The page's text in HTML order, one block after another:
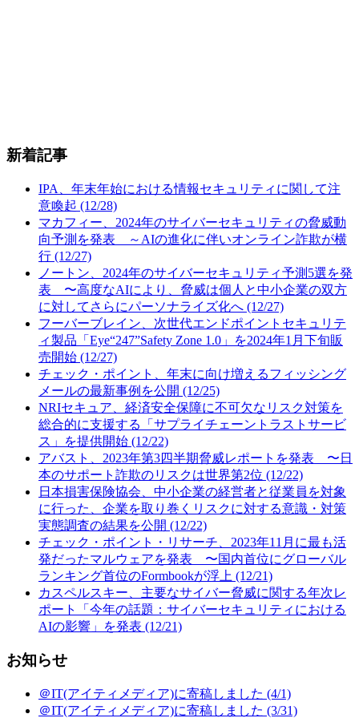
新着記事
IPA、年末年始における情報セキュリティに関して注
意喚起 (12/28)
マカフィー、2024年のサイバーセキュリティの脅威動
向予測を発表 ～AIの進化に伴いオンライン詐欺が横
行 (12/27)
ノートン、2024年のサイバーセキュリティ予測5選を発
表 〜高度なAIにより、脅威は個人と中小企業の双方
に対してさらにパーソナライズ化へ (12/27)
フーバーブレイン、次世代エンドポイントセキュリテ
ィ製品「Eye“247”Safety Zone 1.0」を2024年1月下旬販
売開始 (12/27)
チェック・ポイント、年末に向け増えるフィッシング
メールの最新事例を公開 (12/25)
NRIセキュア、経済安全保障に不可欠なリスク対策を
総合的に支援する「サプライチェーントラストサービ
ス」を提供開始 (12/22)
アバスト、2023年第3四半期脅威レポートを発表 〜日
本のサポート詐欺のリスクは世界第2位 (12/22)
日本損害保険協会、中小企業の経営者と従業員を対象
に行った、企業を取り巻くリスクに対する意識・対策
実態調査の結果を公開 (12/22)
チェック・ポイント・リサーチ、2023年11月に最も活
発だったマルウェアを発表 〜国内首位にグローバル
ランキング首位のFormbookが浮上 (12/21)
カスペルスキー、主要なサイバー脅威に関する年次レ
ポート「今年の話題：サイバーセキュリティにおける
AIの影響」を発表 (12/21)
お知らせ
＠IT(アイティメディア)に寄稿しました (4/1)
＠IT(アイティメディア)に寄稿しました (3/31)